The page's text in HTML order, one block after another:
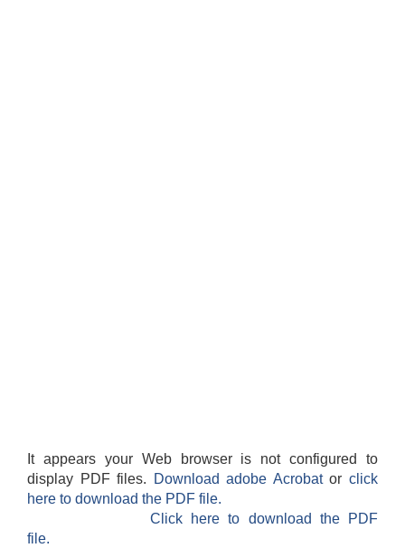
It appears your Web browser is not configured to
display PDF files.
Download adobe Acrobatorclick
here to download the PDF file.
Click here to download the PDF
file.